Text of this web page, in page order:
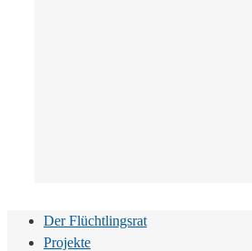
Der Flüchtlingsrat
Projekte